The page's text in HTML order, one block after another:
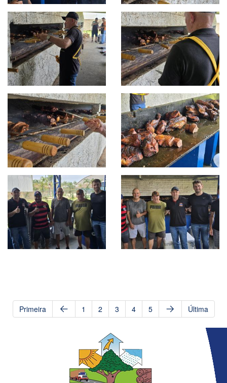
Primeira 1 2 3 4 5 Última